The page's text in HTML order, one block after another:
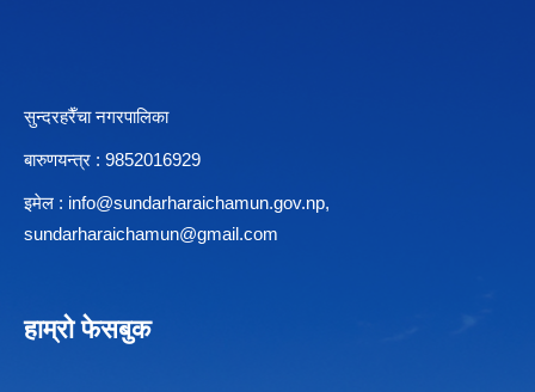
सुन्दरहरैँचा नगरपालिका
बारुणयन्त्र : 9852016929
इमेल : info@sundarharaichamun.gov.np,
sundarharaichamun@gmail.com
हाम्रो फेसबुक